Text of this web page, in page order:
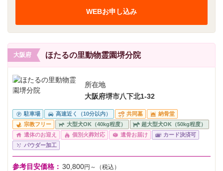
WEBお申し込み
大阪府 ほたるの里動物霊園堺分院
所在地
大阪府堺市八下北1-32
駐車場 高速近く（10分以内） 共同墓
納骨堂
宗教フリー
大型犬OK（40kg程度）
超大型犬OK（50kg程度）
遺体のお迎え
個別火葬対応 遺骨お届け
カード決済可
パウダー加工
参考目安価格： 30,800円～（税込）